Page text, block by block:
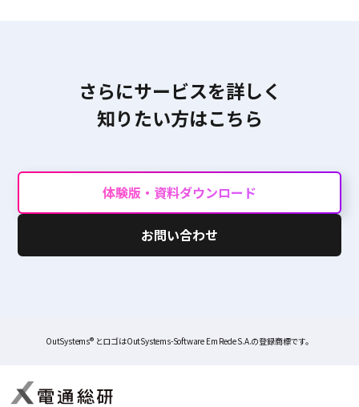
さらにサービスを詳しく
知りたい方はこちら
体験版・資料ダウンロード
お問い合わせ
OutSystems® とロゴはOutSystems-Software Em Rede S.A.の登録商標です。